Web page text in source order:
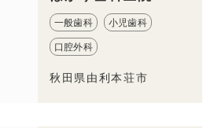
一般歯科 小児歯科
口腔外科
秋田県由利本荘市